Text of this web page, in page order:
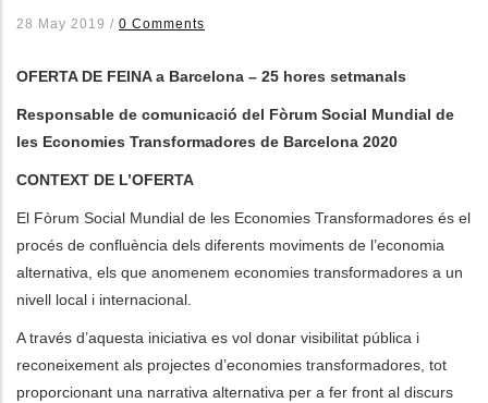
28 May 2019 / 0 Comments
OFERTA DE FEINA a Barcelona – 25 hores setmanals
Responsable de comunicació del Fòrum Social Mundial de
les Economies Transformadores de Barcelona 2020
CONTEXT DE L’OFERTA
El Fòrum Social Mundial de les Economies Transformadores és el
procés de confluència dels diferents moviments de l’economia
alternativa, els que anomenem economies transformadores a un
nivell local i internacional.
A través d’aquesta iniciativa es vol donar visibilitat pública i
reconeixement als projectes d’economies transformadores, tot
proporcionant una narrativa alternativa per a fer front al discurs